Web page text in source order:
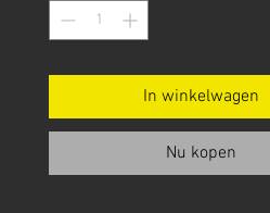
In winkelwagen
Nu kopen